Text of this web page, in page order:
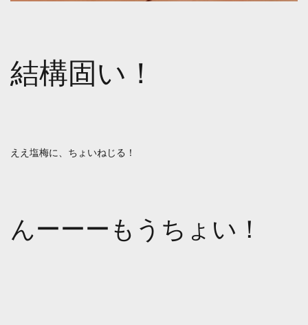
結構固い！
ええ塩梅に、ちょいねじる！
んーーーもうちょい！